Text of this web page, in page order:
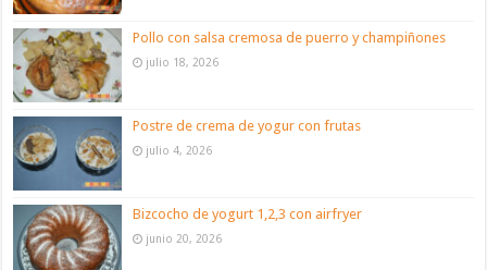
Pollo con salsa cremosa de puerro y champiñones
julio 18, 2026
Postre de crema de yogur con frutas
julio 4, 2026
Bizcocho de yogurt 1,2,3 con airfryer
junio 20, 2026